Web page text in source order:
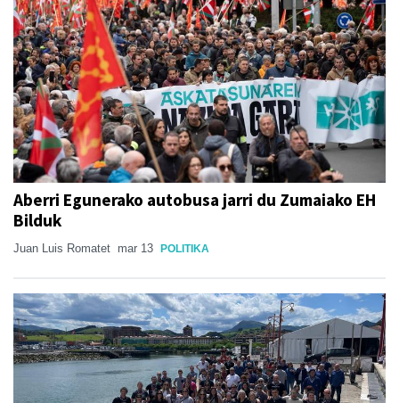
Aberri Egunerako autobusa jarri du Zumaiako EH
Bilduk
Juan Luis Romatet mar 13 POLITIKA